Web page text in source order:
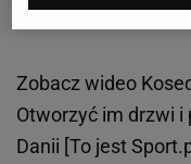
Zobacz wideo
Otworzyć im drzwi i
Danii [To jest